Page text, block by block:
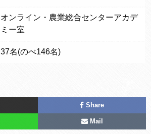
オンライン・農業総合センターアカデ
ミー室
37名(のべ146名)
Share
Mail